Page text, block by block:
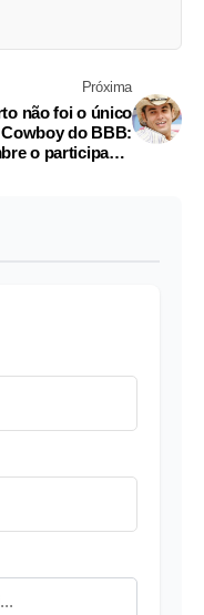
Próxima
não foi o único
Cowboy do BBB:
o participante